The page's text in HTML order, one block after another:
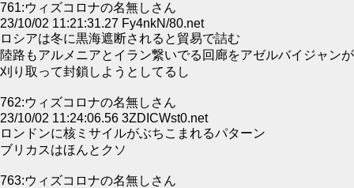
761:ウィズコロナの名無しさん
23/10/02 11:21:31.27 Fy4nkN/80.net
ロシアは冬に黒海遮断されると貿易で詰む
陸路もアルメニアとイラン繋いでる回廊をアゼルバイジャンが
刈り取って封鎖しようとしてるし
762:ウィズコロナの名無しさん
23/10/02 11:24:06.56 3ZDICWst0.net
ロンドンに核ミサイルがぶちこまれるパターン
ブリカスはほんとクソ
763:ウィズコロナの名無しさん